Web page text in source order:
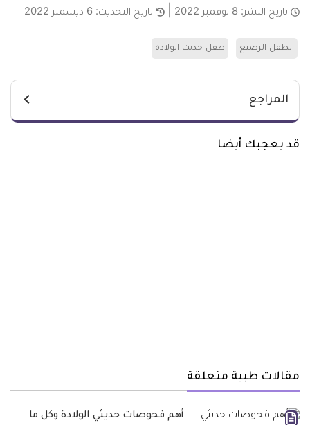
تاريخ النشر: 8 نوفمبر 2022 تاريخ التحديث: 6 ديسمبر 2022
الطفل الرضيع طفل حديث الولادة
المراجع
قد يعجبك أيضا
مقالات طبية متعلقة
أهم فحوصات حديثي الولادة وكل ما